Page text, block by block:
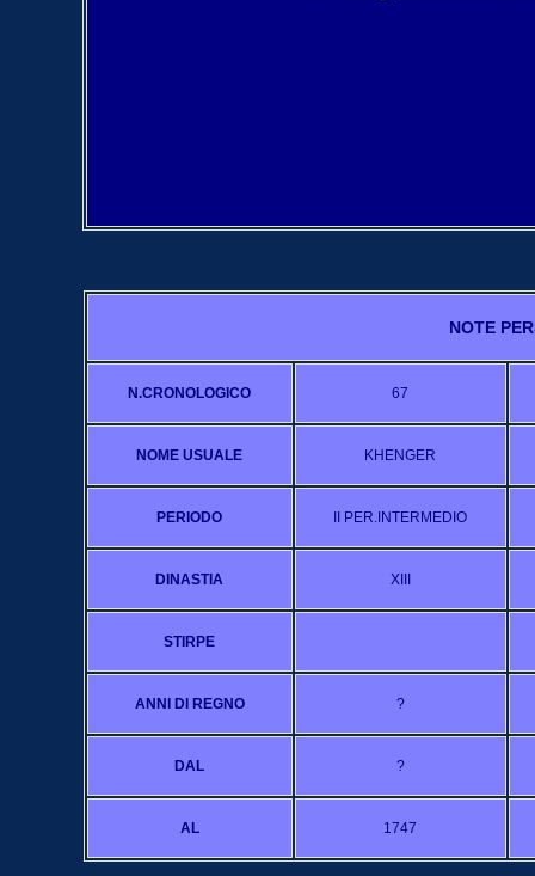
NOTE
N.CRONOLOGICO 67
NOME USUALE KHENGER
PERIODO II PER.INTERMEDIO
DINASTIA XIII
STIRPE
ANNI DI REGNO ?
DAL ?
AL 1747